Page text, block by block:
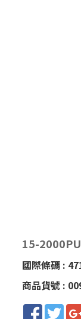
15-
國際條碼 :
商品貨號 :